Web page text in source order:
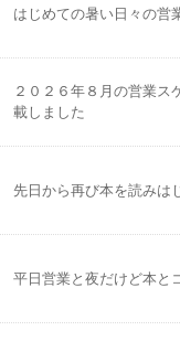
はじめての暑い日々の営
２０２６年８月の営業ス
載しました
先日から再び本を読みは
平日営業と夜だけど本と